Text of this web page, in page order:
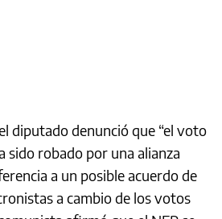
diputado denunció que “el voto
sido robado por una alianza
a un posible acuerdo de
a cambio de los votos